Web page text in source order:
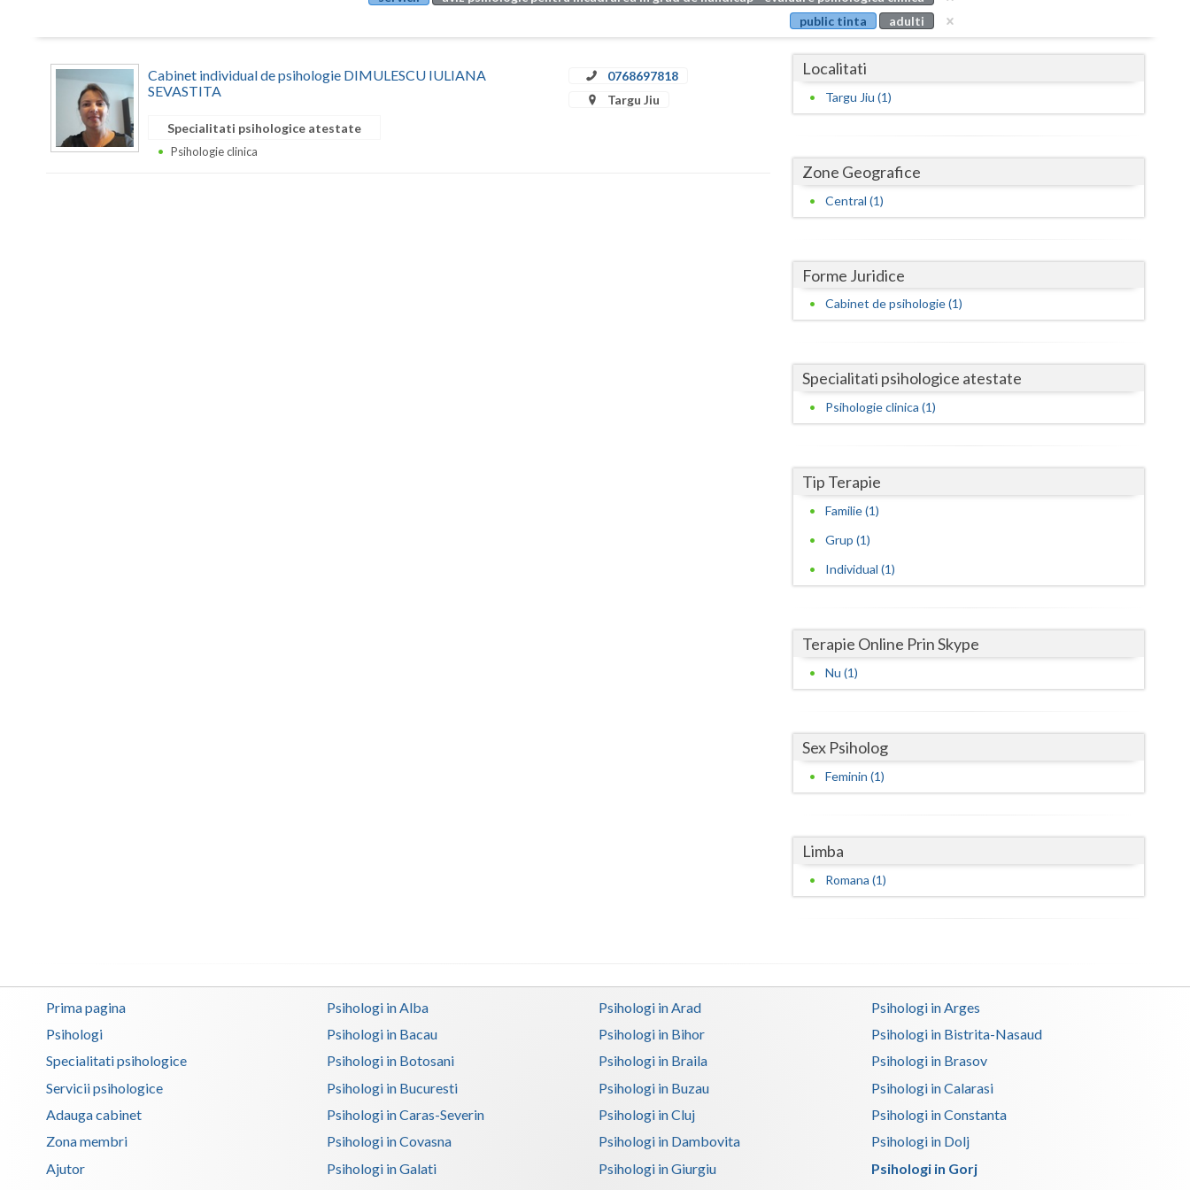
Buzau
Cluj
Covasna
Dambovita
Dolj
Galati
Gorj
Harghita
Ialomita
Mures
Salaj
Suceava
Tulcea
Valcea
Vaslui
Vrancea
public tinta
adulti
Cabinet individual de psihologie DIMULESCU IULIANA
SEVASTITA
0768697818
Targu Jiu
Specialitati psihologice atestate
Psihologie clinica
Localitati
Targu Jiu (1)
Zone Geografice
Central (1)
Forme Juridice
Cabinet de psihologie (1)
Specialitati psihologice atestate
Psihologie clinica (1)
Tip Terapie
Familie (1)
Grup (1)
Individual (1)
Terapie Online Prin Skype
Nu (1)
Sex Psiholog
Feminin (1)
Limba
Romana (1)
Prima pagina
Psihologi
Specialitati psihologice
Servicii psihologice
Adauga cabinet
Zona membri
Ajutor
Psihologi in Alba Psihologi in Arad
Psihologi in Arges
Psihologi in Bacau
Psihologi in Bihor
Psihologi in Bistrita-Nasaud
Psihologi in Botosani
Psihologi in Braila
Psihologi in Brasov
Psihologi in Bucuresti
Psihologi in Buzau
Psihologi in Calarasi
Psihologi in Caras-Severin
Psihologi in Cluj
Psihologi in Constanta
Psihologi in Covasna
Psihologi in Dambovita
Psihologi in Dolj
Psihologi in Galati
Psihologi in Giurgiu
Psihologi in Gorj